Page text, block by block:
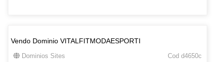
Vendo Dominio VITALFITMODAESPORTI
Dominios Sites Cod d4650c